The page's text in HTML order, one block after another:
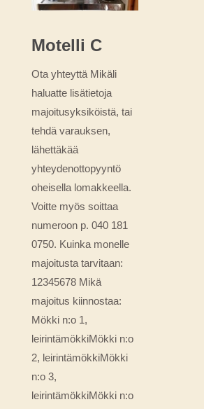
Motelli C
Ota yhteyttä Mikäli
haluatte lisätietoja
majoitusyksiköistä, tai
tehdä varauksen,
lähettäkää
yhteydenottopyyntö
oheisella lomakkeella.
Voitte myös soittaa
numeroon p. 040 181
0750. Kuinka monelle
majoitusta tarvitaan:
12345678 Mikä
majoitus kiinnostaa:
Mökki n:o 1,
leirintämökkiMökki n:o
2, leirintämökkiMökki
n:o 3,
leirintämökkiMökki n:o